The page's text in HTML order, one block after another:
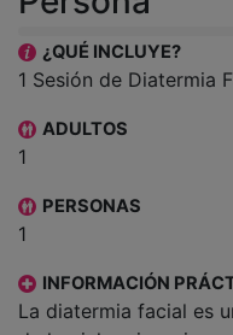
¿QUÉ INCLUYE?
1 Sesión de Diatermia
ADULTOS
1
PERSONAS
1
INFORMACIÓN
La diatermia facial es